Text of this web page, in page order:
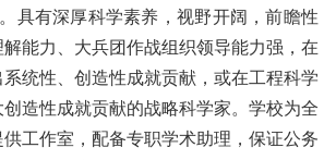
具有深厚科学素养，视野开阔，前瞻性
能力、大兵团作战组织领导能力强，在
统性、创造性成就贡献，或在工程科学
造性成就贡献的战略科学家。学校为全
工作室，配备专职学术助理，保证公务